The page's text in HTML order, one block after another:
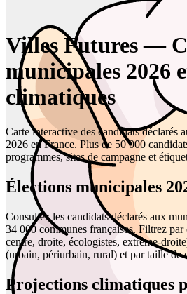
Villes Futures —
municipales 2026
climatiques
Carte interactive des candidats déclarés
2026 en France. Plus de 50 000
programmes, sites de campagne et
Élections municipales
Consultez les candidats déclarés aux
34 000 communes françaises. Filtrez
centre, droite, écologistes, extrême-
(urbain, périurbain, rural) et par taille de
Projections climatiques